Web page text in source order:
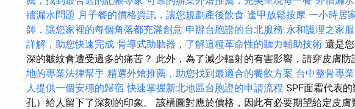
牆漏水問題 月子餐的價格資訊，讓您規劃產後飲食 逢甲放鬆按摩 一小時居
師，讓您家裡的每個角落都充滿創意 申辦台胞證的台北服務 永和護理之家
詳解，助您快速完成 骨導式助聽器，了解這種革命性的聽力輔助技術 還是
深的皺紋會遭受過多的痛苦？ 此外，為了減少輻射的有害影響，請穿皮膚防
地的專業法律幫手 精選外燴推薦，助您找到最適合的餐飲方案 台中整骨專
人提供一個安穩的歸宿 快速掌握新北地區台胞證的申請流程 SPF面霜代表
孔）給人留下了深刻的印象。 該構圖對應於價格，因此有必要期望給定皮